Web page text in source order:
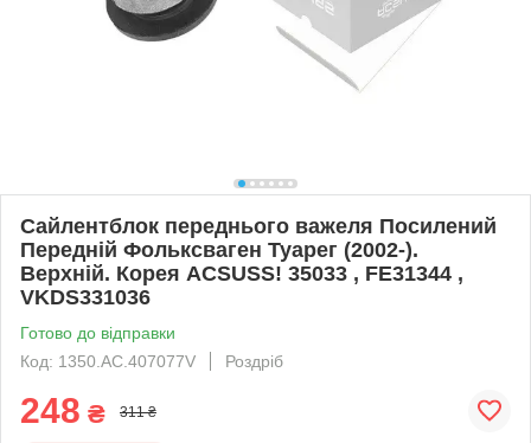
Сайлентблок переднього важеля Посилений
Передній Фольксваген Туарег (2002-).
Верхній. Корея ACSUSS! 35033 , FE31344 ,
VKDS331036
Готово до відправки
Код: 1350.AC.407077V
Роздріб
248 ₴ 311 ₴